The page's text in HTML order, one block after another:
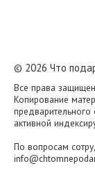
© 2026 Что
Все права
Копирование
предварительного
активной
По вопросам